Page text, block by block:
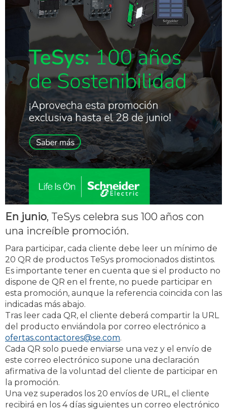
En junio, TeSys celebra sus 100 años con
una increíble promoción.
Para participar, cada cliente debe leer un mínimo de
20 QR de productos TeSys promocionados distintos.
Es importante tener en cuenta que si el producto no
dispone de QR en el frente, no puede participar en
esta promoción, aunque la referencia coincida con las
indicadas más abajo.
Tras leer cada QR, el cliente deberá compartir la URL
del producto enviándola por correo electrónico a
ofertas.contactores@se.com.
Cada QR solo puede enviarse una vez y el envío de
este correo electrónico supone una declaración
afirmativa de la voluntad del cliente de participar en
la promoción.
Una vez superados los 20 envíos de URL, el cliente
recibirá en los 4 días siguientes un correo electrónico